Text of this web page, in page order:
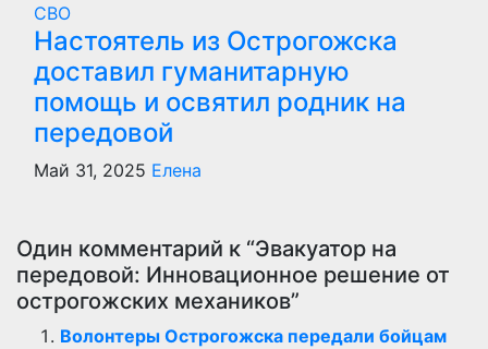
СВО
Настоятель из Острогожска
доставил гуманитарную
помощь и освятил родник на
передовой
Май 31, 2025 Елена
Один комментарий к “Эвакуатор на
передовой: Инновационное решение от
острогожских механиков”
Волонтеры Острогожска передали бойцам